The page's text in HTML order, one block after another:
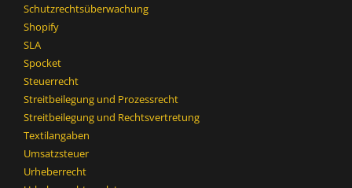
Schutzrechtsüberwachung
Shopify
SLA
Spocket
Steuerrecht
Streitbeilegung und Prozessrecht​
Streitbeilegung und Rechtsvertretung
Textilangaben
Umsatzsteuer
Urheberrecht